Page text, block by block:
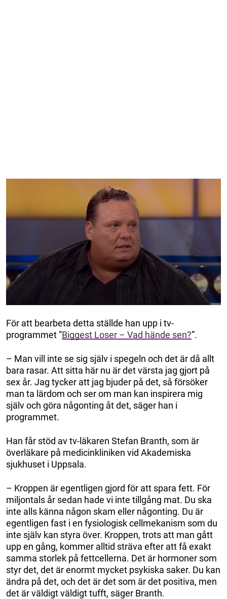
För att bearbeta detta ställde han upp i tv-
programmet ”Biggest Loser – Vad hände sen?”.
– Man vill inte se sig själv i spegeln och det är då allt
bara rasar. Att sitta här nu är det värsta jag gjort på
sex år. Jag tycker att jag bjuder på det, så försöker
man ta lärdom och ser om man kan inspirera mig
själv och göra någonting åt det, säger han i
programmet.
Han får stöd av tv-läkaren Stefan Branth, som är
överläkare på medicinkliniken vid Akademiska
sjukhuset i Uppsala.
– Kroppen är egentligen gjord för att spara fett. För
miljontals år sedan hade vi inte tillgång mat. Du ska
inte alls känna någon skam eller någonting. Du är
egentligen fast i en fysiologisk cellmekanism som du
inte själv kan styra över. Kroppen, trots att man gått
upp en gång, kommer alltid sträva efter att få exakt
samma storlek på fettcellerna. Det är hormoner som
styr det, det är enormt mycket psykiska saker. Du kan
ändra på det, och det är det som är det positiva, men
det är väldigt väldigt tufft, säger Branth.